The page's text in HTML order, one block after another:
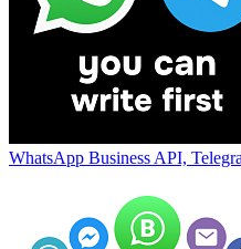
WhatsApp Business API,